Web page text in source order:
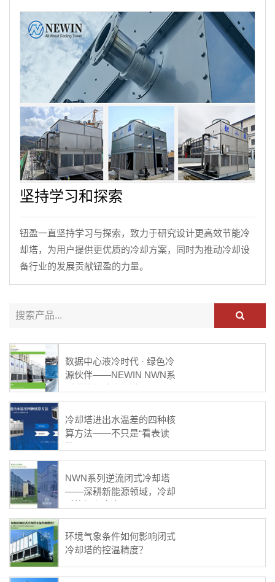
数据中心液冷时代 · 绿色冷
源伙伴——NEWIN NWN系
冷却塔进出水温差的四种核
算方法——不只是“看表读
NWN系列逆流闭式冷却塔
——深耕新能源领域，冷却
环境气象条件如何影响闭式
冷却塔的控温精度？
坚持学习和探索
钮盈一直坚持学习与探索，致力于研究设计更高效节能冷
却塔，为用户提供更优质的冷却方案，同时为推动冷却设
备行业的发展贡献钮盈的力量。